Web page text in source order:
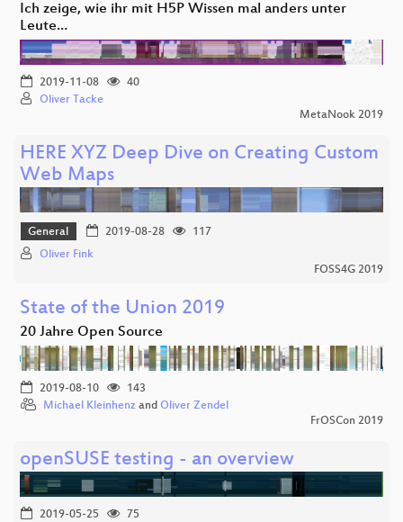
Ich zeige, wie ihr mit H5P Wissen mal anders unter
Leute…
2019-11-08
40
Oliver Tacke
MetaNook 2019
HERE XYZ Deep Dive on Creating Custom
Web Maps
General 2019-08-28
117
Oliver Fink
FOSS4G 2019
State of the Union 2019
20 Jahre Open Source
2019-08-10
143
Michael Kleinhenz and Oliver Zendel
FrOSCon 2019
openSUSE testing - an overview
2019-05-25
75